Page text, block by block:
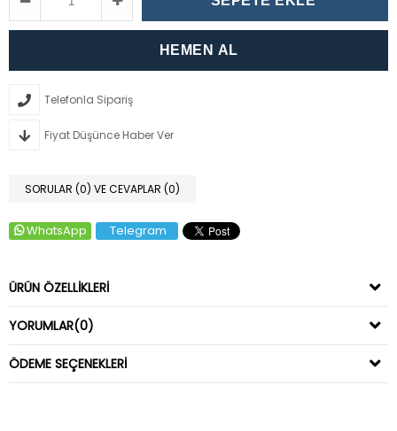
Telefonla Sipariş
Fiyat Düşünce Haber Ver
SORULAR (0) VE CEVAPLAR (0)
WhatsApp Telegram
ÜRÜN ÖZELLIKLERI
YORUMLAR(0)
ÖDEME SEÇENEKLERI